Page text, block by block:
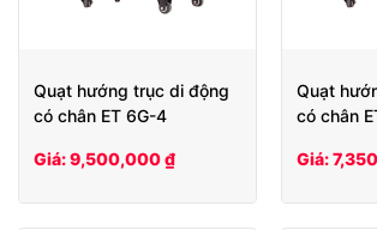
Quạt hướng trục di động
có chân ET 6G-4
Giá: 9,500,000 ₫
Quạt
có chân
Giá: